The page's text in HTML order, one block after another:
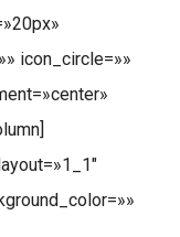
icon_circle=»»